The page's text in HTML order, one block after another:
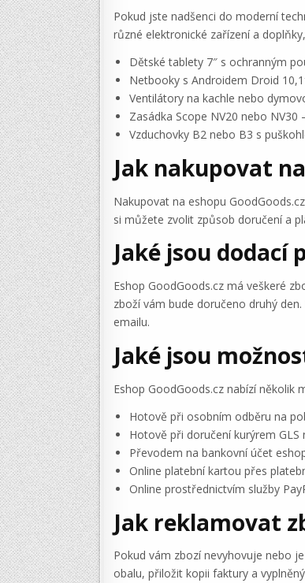
Pokud jste nadšenci do moderní
různé elektronické zařízení a
Dětské tablety 7″ s ochranným
Netbooky s Androidem Droid
Ventilátory na kachle nebo
Zasádka Scope NV20 nebo
Vzduchovky B2 nebo B3 s
Jak nakupovat
Nakupovat na eshopu
si můžete zvolit způsob doručení a
Jaké jsou dodací
Eshop GoodGoods.cz má veškeré
zboží vám bude doručeno druhý
emailu.
Jaké jsou
Eshop GoodGoods.cz nabízí několik
Hotově při osobním odběru na
Hotově při doručení kurýrem GLS
Převodem na bankovní účet
Online platební kartou přes
Online prostřednictvím služby
Jak reklamovat
Pokud vám zbozí nevyhovuje nebo
obalu, přiložit kopii faktury a